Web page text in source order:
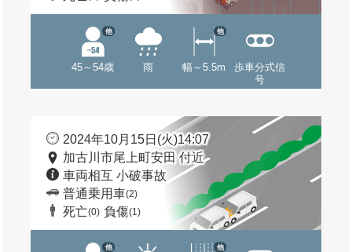
45～54歳
他
雨 幅～5.5m
他
歩車分式信
号
2024年10月15日(火)14:07
加古川市尾上町安田 付近
車両相互 小破事故
普通乗用車(2)
死亡(0) 負傷(1)
他 他